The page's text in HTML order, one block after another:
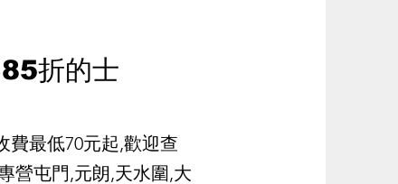
折的士
費最低70元起,歡迎查
營屯門,元朗,天水圍,大